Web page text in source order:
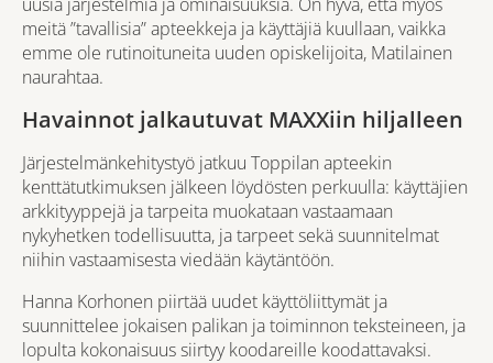
meitä ”tavallisia” apteekkeja ja käyttäjiä kuullaan, vaikka
emme ole rutinoituneita uuden opiskelijoita, Matilainen
naurahtaa.
Havainnot jalkautuvat MAXXiin hiljalleen
Järjestelmänkehitystyö jatkuu Toppilan apteekin
kenttätutkimuksen jälkeen löydösten perkuulla: käyttäjien
arkkityyppejä ja tarpeita muokataan vastaamaan
nykyhetken todellisuutta, ja tarpeet sekä suunnitelmat
niihin vastaamisesta viedään käytäntöön.
Hanna Korhonen piirtää uudet käyttöliittymät ja
suunnittelee jokaisen palikan ja toiminnon teksteineen, ja
lopulta kokonaisuus siirtyy koodareille koodattavaksi.